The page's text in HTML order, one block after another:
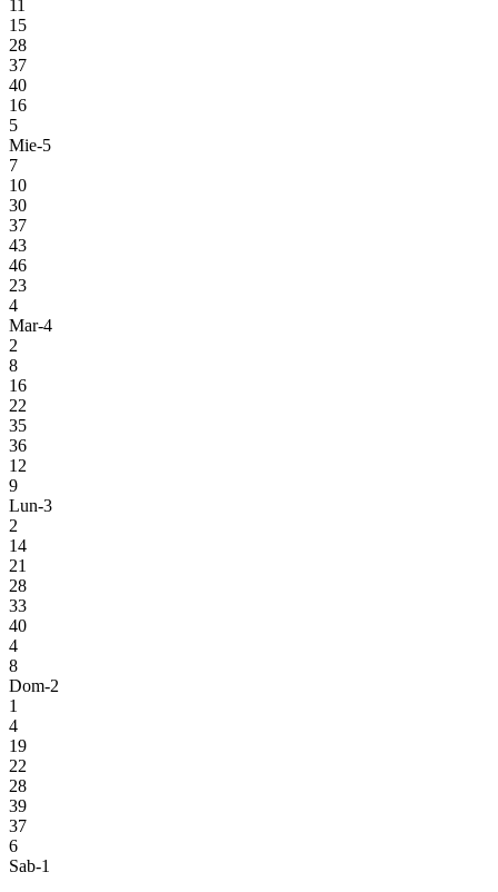
11
15
28
37
40
16
5
Mie-5
7
10
30
37
43
46
23
4
Mar-4
2
8
16
22
35
36
12
9
Lun-3
2
14
21
28
33
40
4
8
Dom-2
1
4
19
22
28
39
37
6
Sab-1